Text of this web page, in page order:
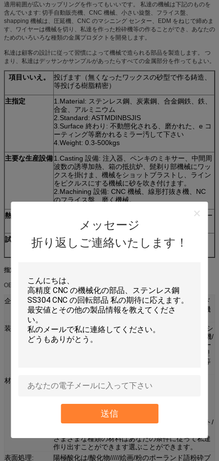
メッセージ
折り返しご連絡いたします！
送信
適用範囲が広いカップリングを作ってもいいです。 私達の機械は下記のものを
含んでいます: 切手自動販売機、CNC 機械、小さい旋盤、フライス盤、
shapping 機械は、圧延機、CNC のマシニング センター、EDM をねじで締めま
す、ワイヤーは機械を切り、私達を作った粉砕機等の作ることができ、あなたの
ためのいろいろな種類の金属プロダクトを開発します。
私達は顧客の設計に従って習慣によって機械で造られる部品を製造します。 つ
まり、私達はデッサンかサンプルがあったらすべての金属部分を作ってもよい。
項目いいえ。
投げます（無くなったワックスの砂型で作る鋳造、
等投げる樹脂精密）
主指定
1.Material: ステンレス鋼、炭素鋼、合金鋼鉄、鉄、
合金、アルミニウム
2.Standard: ASTMDINBSJIS
3.Surface 終わり: 不動態化される、磨かれた、e コ
ーティング等磨かれるミラー汚して下さい
4.Weight: 0.3-500kgs
主要な生産設備1.Casting 設備: 注入器、ペンキのミキサー、中間周
波数の誘導加熱、箱の抵抗炉、髭剃り部機械にワッ
クスを掛けま、機械をショットブラストし、ライン
をピクルスにする機械に砂を吹き付けます。
2.Machining 設備: CNC 機械、線形打抜き機、NC
のフライス盤、磨く機械。
熱処理
、termpering アニールし、癒やし、堅実なソリュー
ション正常化します。
試験設備
分光計、抗張テスト機械、硬度テスト機械、
mircoscope。
指定:
OEM/ODM サービス
企業:
等を印刷する機械類、電子工学、自動装置、ハード
ウェア、自動車、コンピュータ、化学薬品、医療機
装置の機能:
CNC の旋盤/旋盤/Machines/CNC の曲がる機械/マシ
ニング センター/粉砕機/フライス盤/回転機械溶接機/
打抜き機のせん断する自動 Lathes/CNC はワイヤー
切口レーザーの切口/機械/磨く機械/結合された処理
機械および他に溝を堀る打つ機械プロセス用機器等
材料の機能:
アルミ合金: 5052/6061/6063/2017/7075 等。
黄銅: H59/3602/2604/H62/等。
ステンレス鋼: 201/202/303/304/316/412 等。
鋼鉄合金: 炭素鋼は/鋼鉄等死にます。
他の特別な材料: ルーサイト/ナイロン/ベークライト/
さまざまな種類の材料はあなたの条件に従って私達
作り出すことができます選ぶことができます。
表面処理:
陽極酸化は/酸化物/////絵画/粉のポーランド語粉砕ブ